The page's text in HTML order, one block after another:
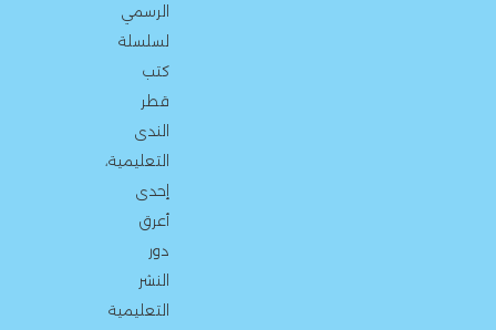
الرسمي
لسلسلة
كتب
قطر
الندى
التعليمية،
إحدى
أعرق
دور
النشر
التعليمية